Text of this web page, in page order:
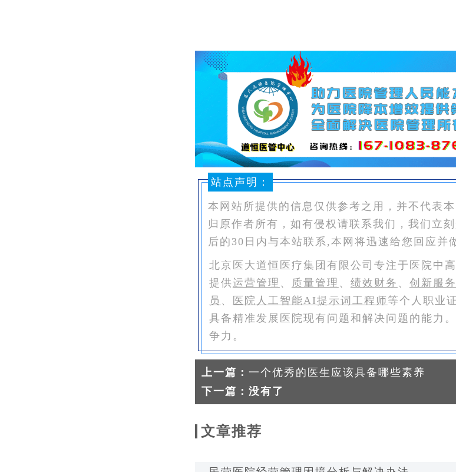
站点声明：
本网站所提供的信息仅供参考之用，并不代表
归原作者所有，如有侵权请联系我们，我们立
后的30日内与本站联系,本网将迅速给您回应并
北京医大道恒医疗集团有限公司专注于医院中
提供运营管理 、 质量管理 、 绩效财务 、 创新服务
员 、 医院人工智能AI提示词工程师 等个人职业
具备精准发展医院现有问题和解决问题的能力
争力。
上一篇： 一个优秀的医生应该具备哪些素养
下一篇：没有了
文章推荐